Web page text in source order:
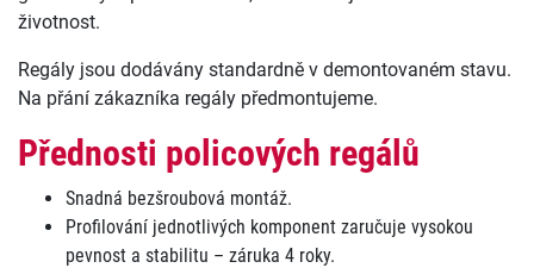
životnost.
Regály jsou dodávány standardně v demontovaném stavu.
Na přání zákazníka regály předmontujeme.
Přednosti policových regálů
Snadná bezšroubová montáž.
Profilování jednotlivých komponent zaručuje vysokou
pevnost a stabilitu – záruka 4 roky.